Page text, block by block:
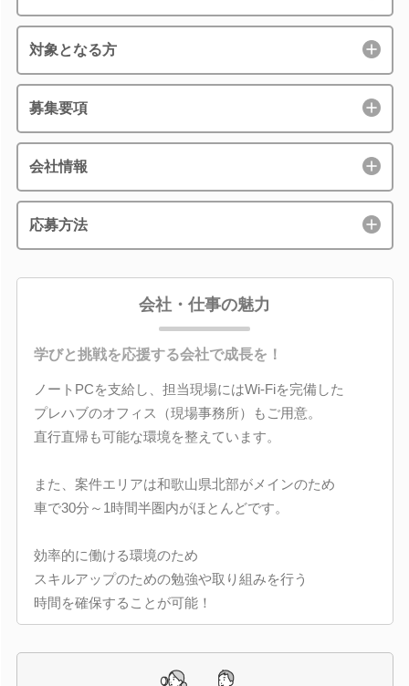
対象となる方
募集要項
会社情報
応募方法
会社・仕事の魅力
学びと挑戦を応援する会社で成長を！
ノートPCを支給し、担当現場にはWi-Fiを完備した
プレハブのオフィス（現場事務所）もご用意。
直行直帰も可能な環境を整えています。
また、案件エリアは和歌山県北部がメインのため
車で30分～1時間半圏内がほとんどです。
効率的に働ける環境のため
スキルアップのための勉強や取り組みを行う
時間を確保することが可能！